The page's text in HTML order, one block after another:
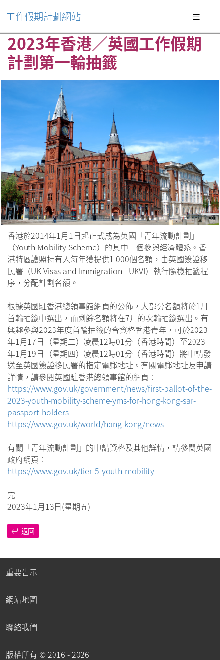
工作假期計劃網站
2023年香港／英國工作假期
計劃第一輪抽籤
香港於2014年1月1日起正式成為英國「青年流動計劃」
（Youth Mobility Scheme）的其中一個參與經濟體系。香
港特區護照持有人每年獲提供1 000個名額，由英國簽證移
民署（UK Visas and Immigration - UKVI）執行隨機抽籤程
序，分配計劃名額。
根據英國駐香港總領事館網頁的公佈，大部分名額將於1月
首輪抽籤中選出，而剩餘名額將在7月的次輪抽籤選出。有
興趣參與2023年度首輪抽籤的合資格香港青年，可於2023
年1月17日（星期二）凌晨12時01分（香港時間）至2023
年1月19日（星期四）凌晨12時01分（香港時間）將申請發
送至英國簽證移民署的指定電郵地址。有關電郵地址及申請
詳情，請參閱英國駐香港總領事館的網頁︰
https://www.gov.uk/government/news/first-ballot-of-the-
2023-youth-mobility-scheme-yms-for-hong-kong-sar-
passport-holders
https://www.gov.uk/world/hong-kong/news
有關「青年流動計劃」的申請資格及其他詳情，請參閱英國
政府網頁︰
https://www.gov.uk/tier-5-youth-mobility
完
2023年1月13日(星期五)
返回
重要告示
網站地圖
聯絡我們
版權所有 ©2016 - 2026